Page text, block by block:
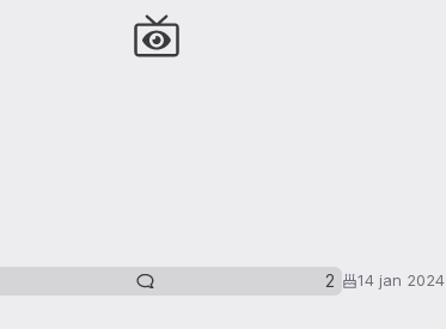
2 14 jan 2024